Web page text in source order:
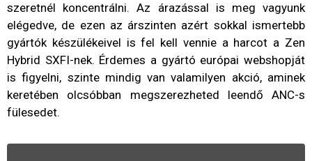
szeretnél koncentrálni. Az árazással is meg vagyunk
elégedve, de ezen az árszinten azért sokkal ismertebb
gyártók készülékeivel is fel kell vennie a harcot a Zen
Hybrid SXFI-nek. Érdemes a gyártó európai webshopját
is figyelni, szinte mindig van valamilyen akció, aminek
keretében olcsóbban megszerezheted leendő ANC-s
fülesedet.